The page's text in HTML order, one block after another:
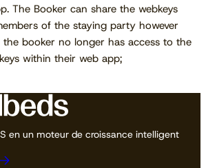
The Booker can share the webkeys
of the staying party however
the booker no longer has access to the
within their web app;
en un moteur de croissance intelligent